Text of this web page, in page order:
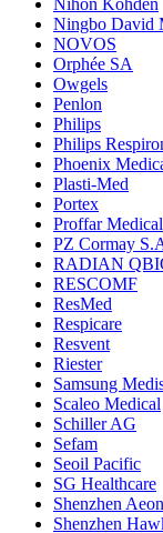
Nihon Kohden
Ningbo David
NOVOS
Orphée SA
Owgels
Penlon
Philips
Philips
Phoenix
Plasti-Med
Portex
Proffar Medical
PZ Cormay
RADIAN
RESCOMF
ResMed
Respicare
Resvent
Riester
Samsung
Scaleo Medical
Schiller AG
Sefam
Seoil Pacific
SG Healthcare
Shenzhen
Shenzhen